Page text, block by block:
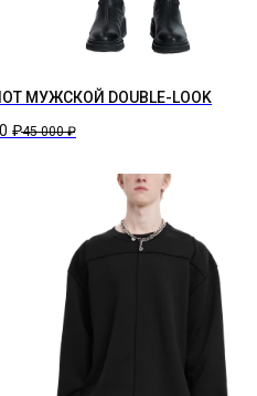
МУЖСКОЙ DOUBLE-LOOK
₽45 000 ₽